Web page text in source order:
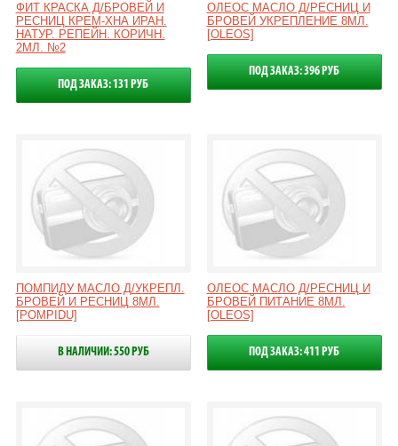
ФИТ КРАСКА Д/БРОВЕЙ И
РЕСНИЦ КРЕМ-ХНА ИРАН.
НАТУР. РЕПЕЙН. КОРИЧН.
2МЛ. №2
ПОД ЗАКАЗ: 131 РУБ
ОЛЕОС МАСЛО Д/РЕСНИЦ И
БРОВЕЙ УКРЕПЛЕНИЕ 8МЛ.
[OLEOS]
ПОД ЗАКАЗ: 396 РУБ
ПОМПИДУ МАСЛО Д/УКРЕПЛ.
БРОВЕЙ И РЕСНИЦ 8МЛ.
[POMPIDU]
В НАЛИЧИИ: 550 РУБ
ОЛЕОС МАСЛО Д/РЕСНИЦ И
БРОВЕЙ ПИТАНИЕ 8МЛ.
[OLEOS]
ПОД ЗАКАЗ: 411 РУБ